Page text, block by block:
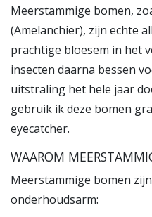
Meerstammige bomen,
(Amelanchier), zijn echte
prachtige bloesem in het
insecten daarna bessen
uitstraling het hele jaar
gebruik ik deze bomen
eyecatcher.
WAAROM
Meerstammige bomen
onderhoudsarm: